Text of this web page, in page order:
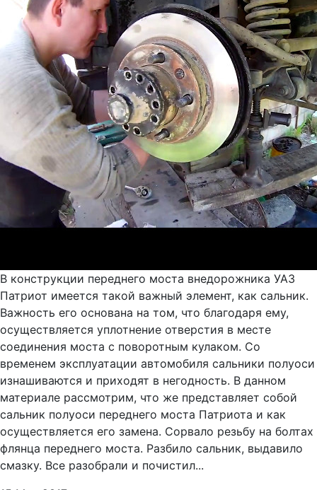
В конструкции переднего моста внедорожника УАЗ
Патриот имеется такой важный элемент, как сальник.
Важность его основана на том, что благодаря ему,
осуществляется уплотнение отверстия в месте
соединения моста с поворотным кулаком. Со
временем эксплуатации автомобиля сальники полуоси
изнашиваются и приходят в негодность. В данном
материале рассмотрим, что же представляет собой
сальник полуоси переднего моста Патриота и как
осуществляется его замена. Сорвало резьбу на болтах
флянца переднего моста. Разбило сальник, выдавило
смазку. Все разобрали и почистил...